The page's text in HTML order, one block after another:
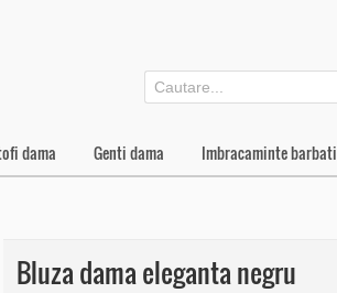
dama Genti dama Imbracaminte barbati
Bluza dama eleganta negru